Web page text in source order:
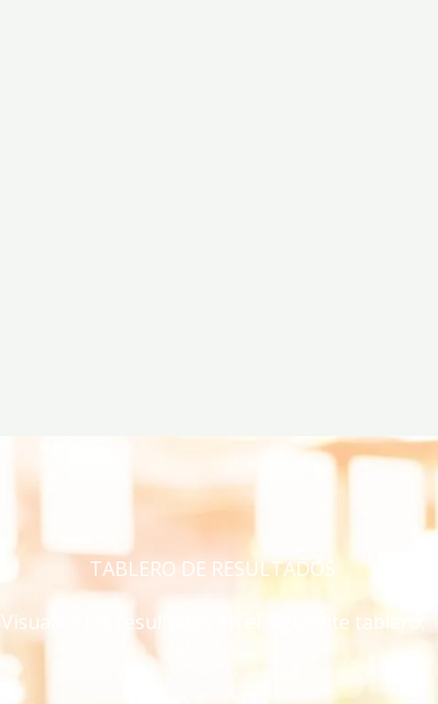
TABLERO DE RESULTADOS
Visualice los resultados en el siguiente tablero: